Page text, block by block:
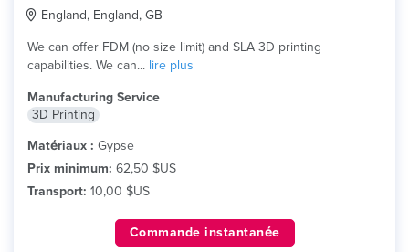
England, England, GB
We can offer FDM (no size limit) and SLA 3D printing
capabilities. We can... lire plus
Manufacturing Service
3D Printing
Matériaux : Gypse
Prix minimum: 62,50 $US
Transport: 10,00 $US
Commande instantanée